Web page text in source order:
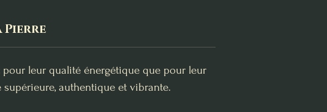
Pierre
leur qualité énergétique que pour leur
authentique et vibrante.